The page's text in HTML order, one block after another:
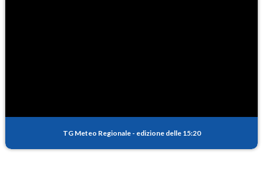
TG Meteo Regionale - edizione delle 15:20